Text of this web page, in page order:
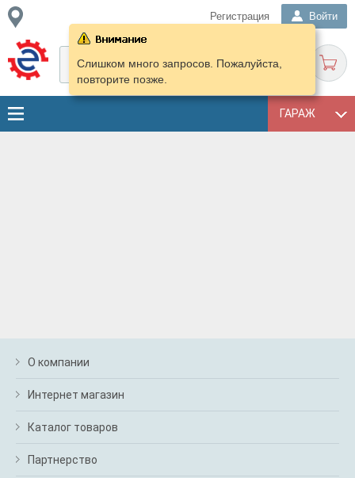
Регистрация Войти
ГАРАЖ
Слишком много запросов. Пожалуйста,
повторите позже.
О компании
Интернет магазин
Каталог товаров
Партнерство